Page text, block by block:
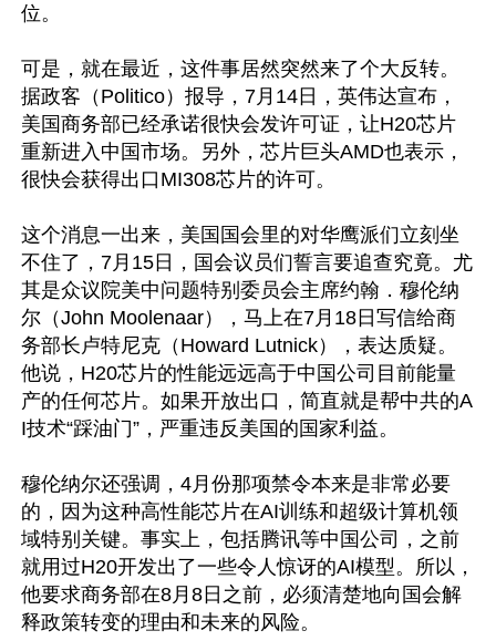
位。
可是，就在最近，这件事居然突然来了个大反转。
据政客（Politico）报导，7月14日，英伟达宣布，
美国商务部已经承诺很快会发许可证，让H20芯片
重新进入中国市场。另外，芯片巨头AMD也表示，
很快会获得出口MI308芯片的许可。
这个消息一出来，美国国会里的对华鹰派们立刻坐
不住了，7月15日，国会议员们誓言要追查究竟。尤
其是众议院美中问题特别委员会主席约翰．穆伦纳
尔（John Moolenaar），马上在7月18日写信给商
务部长卢特尼克（Howard Lutnick），表达质疑。
他说，H20芯片的性能远远高于中国公司目前能量
产的任何芯片。如果开放出口，简直就是帮中共的A
I技术“踩油门”，严重违反美国的国家利益。
穆伦纳尔还强调，4月份那项禁令本来是非常必要
的，因为这种高性能芯片在AI训练和超级计算机领
域特别关键。事实上，包括腾讯等中国公司，之前
就用过H20开发出了一些令人惊讶的AI模型。所以，
他要求商务部在8月8日之前，必须清楚地向国会解
释政策转变的理由和未来的风险。